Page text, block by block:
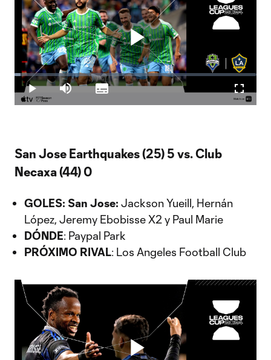
Play
Play Mute
Loaded:
2.46%
Subtitles
San Jose Earthquakes (25) 5 vs. Club
Necaxa (44) 0
GOLES: San Jose: Jackson Yueill, Hernán
López, Jeremy Ebobisse X2 y Paul Marie
DÓNDE: Paypal Park
PRÓXIMO RIVAL: Los Angeles Football Club